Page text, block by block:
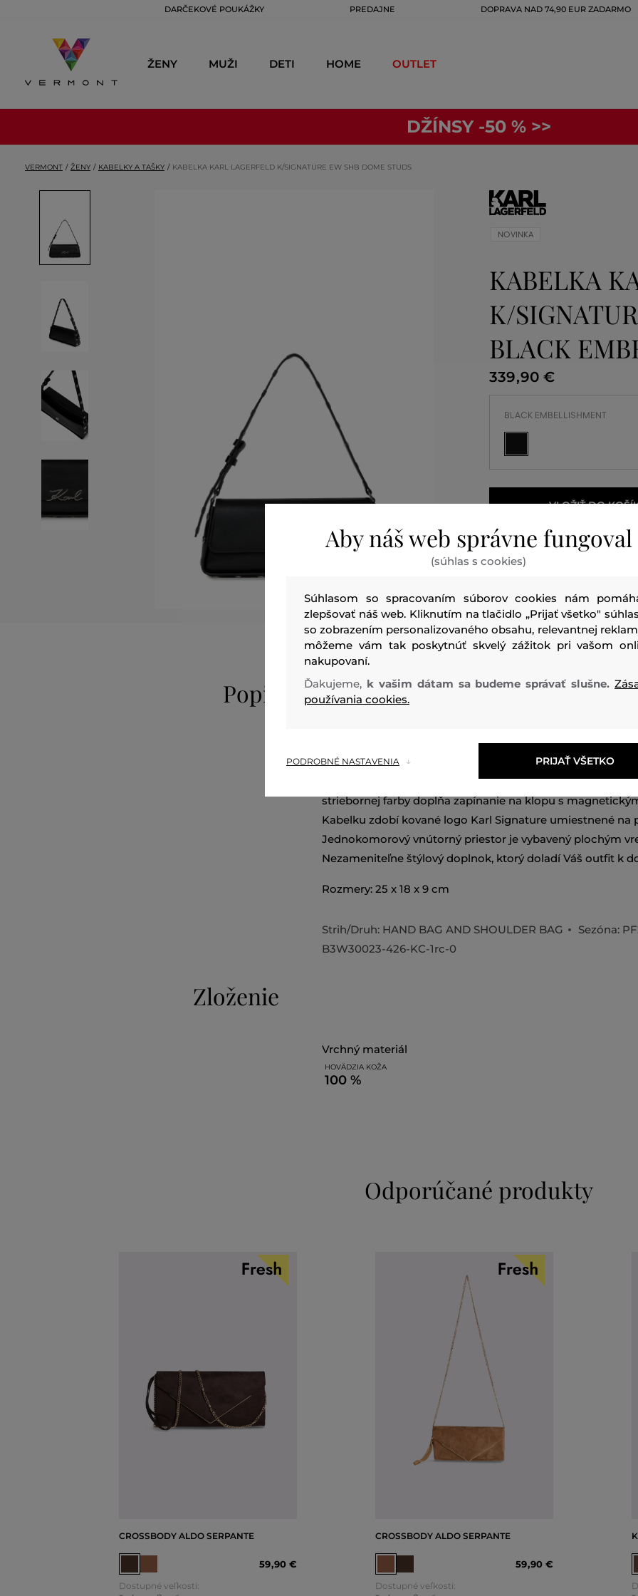
DARČEKOVÉ POUKÁŽKY PREDAJNE DOPRAVA NAD 74,90 EUR ZADARMO
ŽENY MUŽI DETI HOME OUTLET
DŽÍNSY -50 % >>
VERMONT ŽENY KABELKY A TAŠKY KABELKA KARL LAGERFELD K/SIGNATURE EW SHB DOME STUDS
NOVINKA
KABELKA
K/
BLACK
339,90 €
BLACK EMBELLISHMENT
VLOŽIŤ DO
Zajtrau Vás
Popis
Dámska kabelka z hladkej hovädzej kože prémiovej
svojím luxusným vzhľadom a originálnymi detailmi.
s nastaviteľným popruhom cez rameno zdobeným
striebornej farby dopĺňa zapínanie na klopu s
Kabelku zdobí kované logo Karl Signature umiestnené na
Jednokomorový vnútorný priestor je vybavený plochým
Nezameniteľne štýlový doplnok, ktorý doladí Váš outfit k
Rozmery: 25 x 18 x 9 cm
Strih/Druh: HAND BAG AND SHOULDER BAG Sezóna:
B3W30023-426-KC-1rc-0
Zloženie
vrchný materiál
HOVÄDZIA KOŽA
100 %
Odporúčané produkty
CROSSBODY ALDO SERPANTE
59,90 €
Dostupné veľkosti:
CROSSBODY ALDO SERPANTE
59,90 €
Dostupné veľkosti:
Aby náš web správne fungoval
(súhlas s cookies)
Súhlasom so spracovaním súborov cookies nám
zlepšovať náš web. Kliknutím na tlačidlo „Prijať všetko"
so zobrazením personalizovaného obsahu, relevantnej
môžeme vám tak poskytnúť skvelý zážitok pri vašom
nakupovaní.
Ďakujeme, k vašim dátam sa budeme správať slušne.
používania cookies.
PODROBNÉ NASTAVENIA PRIJAŤ VŠETKO